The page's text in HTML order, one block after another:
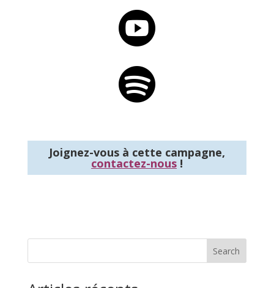


Joignez-vous à cette campagne,
contactez-nous!
Search